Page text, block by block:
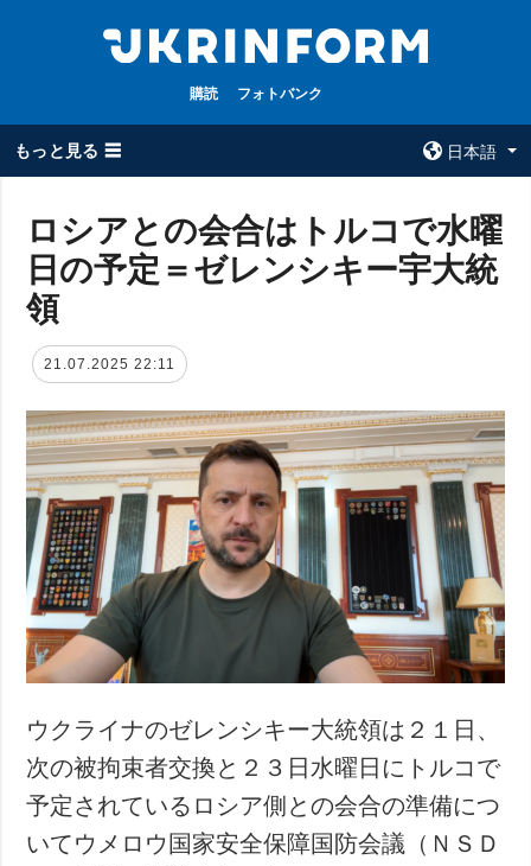
購読 フォトバンク
もっと見る ☰
日本語
全てのトピック
政治
経済・復興
防衛
社会・文化
スポーツ
犯罪
事故・緊急事態
ウクルインフォ
ルム
追加
特集
インタビュー
写真
動画
サービス
購読
フォトバンク
ロシアとの会合はトルコで水曜
日の予定＝ゼレンシキー宇大統
領
21.07.2025 22:11
ウクライナのゼレンシキー大統領は２１日、
次の被拘束者交換と２３日水曜日にトルコで
予定されているロシア側との会合の準備につ
いてウメロウ国家安全保障国防会議（ＮＳＤ